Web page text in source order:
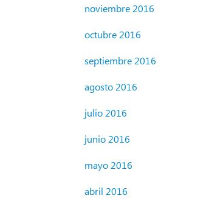
noviembre 2016
octubre 2016
septiembre 2016
agosto 2016
julio 2016
junio 2016
mayo 2016
abril 2016